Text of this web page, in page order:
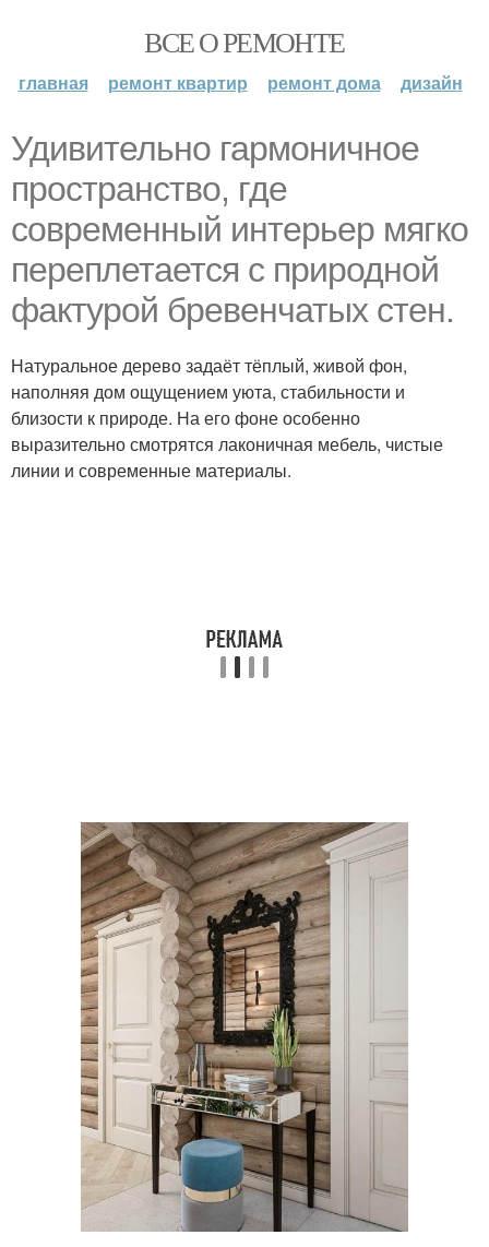
ВСЕ О РЕМОНТЕ
главная ремонт квартир ремонт дома дизайн
Удивительно гармоничное
пространство, где
современный интерьер мягко
переплетается с природной
фактурой бревенчатых стен.
Натуральное дерево задаёт тёплый, живой фон,
наполняя дом ощущением уюта, стабильности и
близости к природе. На его фоне особенно
выразительно смотрятся лаконичная мебель, чистые
линии и современные материалы.